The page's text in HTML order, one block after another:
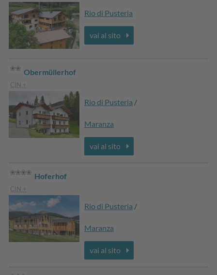
Rio di Pusteria
vai al sito
Obermüllerhof
CIN +
Rio di Pusteria /
Maranza
vai al sito
Hoferhof
CIN +
Rio di Pusteria /
Maranza
vai al sito